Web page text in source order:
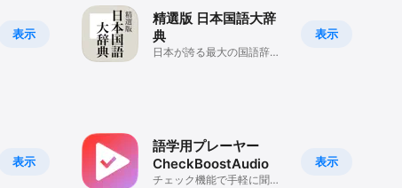
表示 表示
精選版 日本国語大辞
典
日本が誇る最大の国語辞典
表示 表示
語学用プレーヤー
CheckBoostAudio
チェック機能で手軽に聞き